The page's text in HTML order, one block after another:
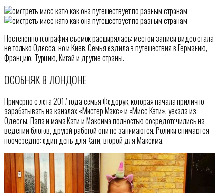
Постепенно география съемок расширялась: местом записи видео стала
не только Одесса, но и Киев. Семья ездила в путешествия в Германию,
Францию, Турцию, Китай и другие страны.
ОСОБНЯК В ЛОНДОНЕ
Примерно с лета 2017 года семья Федорук, которая начала прилично
зарабатывать на каналах «Мистер Макс» и «Мисс Кэти», уехала из
Одессы. Папа и мама Кати и Максима полностью сосредоточились на
ведении блогов, другой работой они не занимаются. Ролики снимаются
поочередно: один день для Кати, второй для Максима.